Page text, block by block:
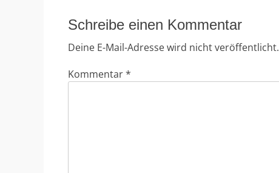
Schreibe einen Kommentar
Deine E-Mail-Adresse wird nicht veröffentlicht.
Kommentar*